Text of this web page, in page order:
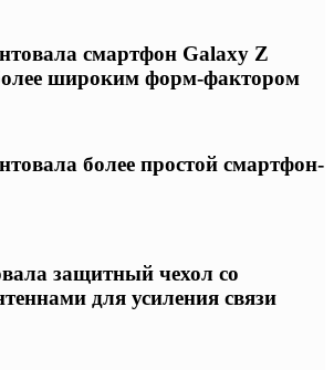
смартфон Galaxy Z
широким форм-фактором
более простой смартфон-
защитный чехол со
для усиления связи